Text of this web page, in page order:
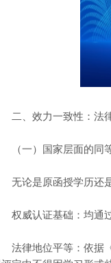
、效力一致性：法
一）国家层面的同
论是原函授学历还是
威认证基础：均通过
律地位平等：依据《